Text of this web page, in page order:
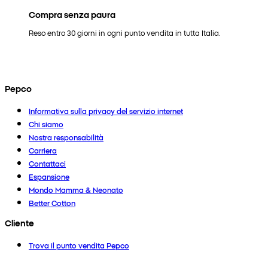
Compra senza paura
Reso entro 30 giorni in ogni punto vendita in tutta Italia.
Pepco
Informativa sulla privacy del servizio internet
Chi siamo
Nostra responsabilità
Carriera
Contattaci
Espansione
Mondo Mamma & Neonato
Better Cotton
Cliente
Trova il punto vendita Pepco